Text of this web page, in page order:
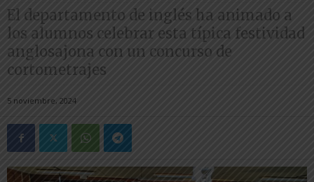
El departamento de inglés ha animado a
los alumnos celebrar esta típica festividad
anglosajona con un concurso de
cortometrajes
5 noviembre, 2024